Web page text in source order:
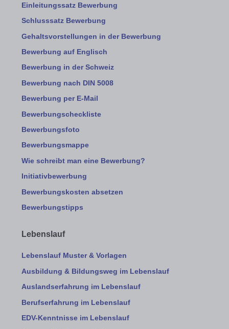
Einleitungssatz Bewerbung
Schlusssatz Bewerbung
Gehaltsvorstellungen in der Bewerbung
Bewerbung auf Englisch
Bewerbung in der Schweiz
Bewerbung nach DIN 5008
Bewerbung per E-Mail
Bewerbungscheckliste
Bewerbungsfoto
Bewerbungsmappe
Wie schreibt man eine Bewerbung?
Initiativbewerbung
Bewerbungskosten absetzen
Bewerbungstipps
Lebenslauf
Lebenslauf Muster & Vorlagen
Ausbildung & Bildungsweg im Lebenslauf
Auslandserfahrung im Lebenslauf
Berufserfahrung im Lebenslauf
EDV-Kenntnisse im Lebenslauf